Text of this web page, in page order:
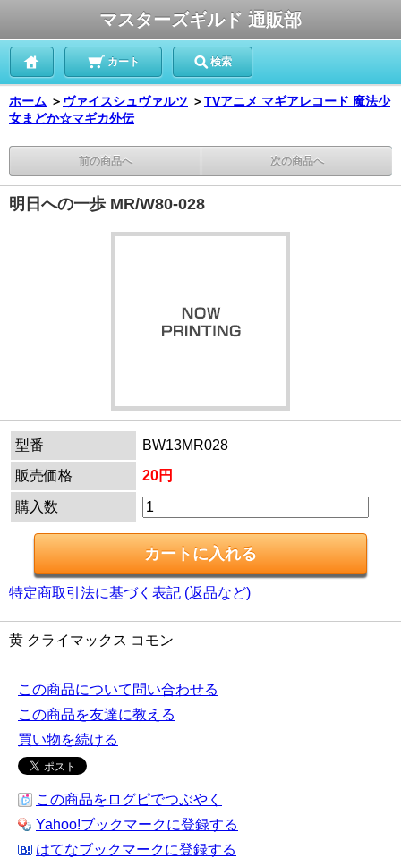
マスターズギルド 通販部
カート 検索
ホーム ＞ ヴァイスシュヴァルツ ＞TVアニメ マギアレコード 魔法少
女まどか☆マギカ外伝
前の商品へ 次の商品へ
明日への一歩 MR/W80-028
型番
BW13MR028
販売価格
20円
購入数
特定商取引法に基づく表記 (返品など)
黄 クライマックス コモン
この商品について問い合わせる
この商品を友達に教える
買い物を続ける
この商品をログピでつぶやく
Yahoo!ブックマークに登録する
はてなブックマークに登録する